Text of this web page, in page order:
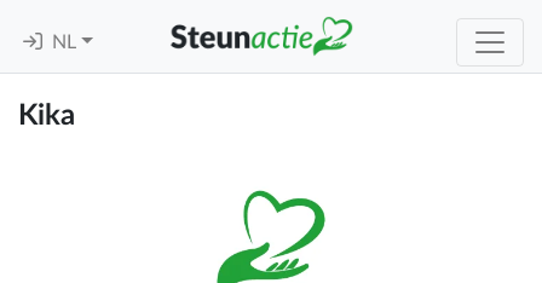
NL
Kika